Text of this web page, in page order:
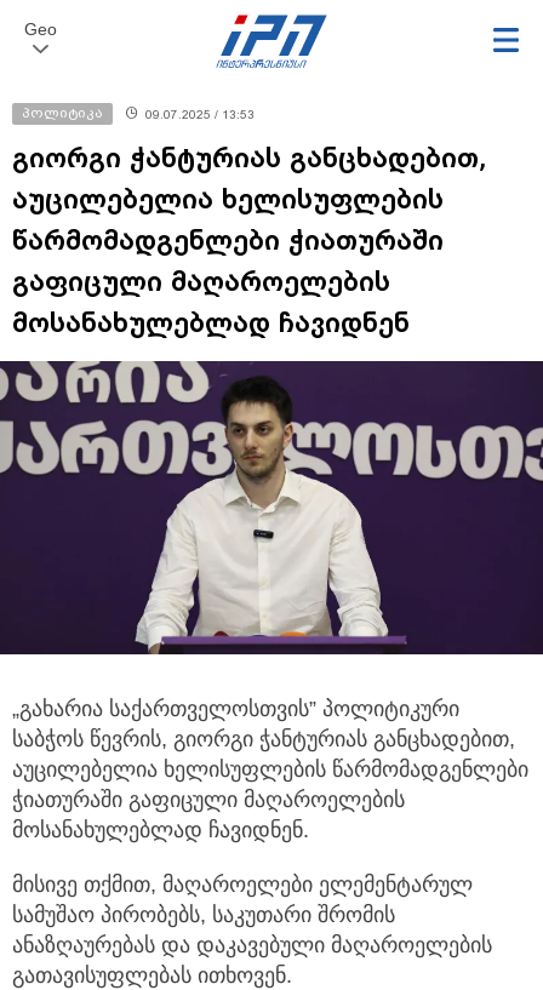
Geo
პოლიტიკა 09.07.2025 / 13:53
გიორგი ჭანტურიას განცხადებით,
აუცილებელია ხელისუფლების
წარმომადგენლები ჭიათურაში
გაფიცული მაღაროელების
მოსანახულებლად ჩავიდნენ
„გახარია საქართველოსთვის” პოლიტიკური
საბჭოს წევრის, გიორგი ჭანტურიას განცხადებით,
აუცილებელია ხელისუფლების წარმომადგენლები
ჭიათურაში გაფიცული მაღაროელების
მოსანახულებლად ჩავიდნენ.
მისივე თქმით, მაღაროელები ელემენტარულ
სამუშაო პირობებს, საკუთარი შრომის
ანაზღაურებას და დაკავებული მაღაროელების
გათავისუფლებას ითხოვენ.